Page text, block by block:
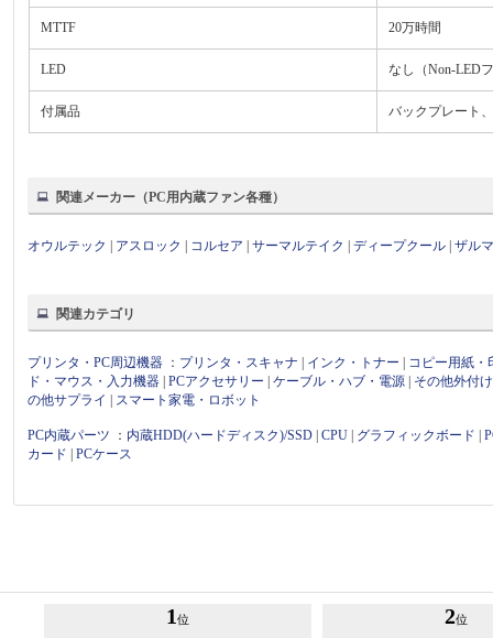
MTTF 20万時間
LED なし（Non-LED
付属品 バックプレート
関連メーカー（PC用内蔵ファン各種）
オウルテック | アスロック | コルセア |サーマルテイク |ディープクール |ザル
関連カテゴリ
プリンタ・PC周辺機器 ： プリンタ・スキャナ | インク・トナー | コピー用紙・
ド・マウス・入力機器 |PCアクセサリー |ケーブル・ハブ・電源 | その他外付
の他サプライ | スマート家電・ロボット
PC内蔵パーツ ： 内蔵HDD(ハードディスク)/SSD |CPU | グラフィックボード |
カード |PCケース
1 位 2位